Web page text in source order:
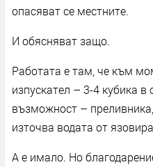
опасяват се местните.
И обясняват защо.
Работата е там, че към
изпускател – 3-4 кубика в
възможност –
източва водата от
А е имало. Но